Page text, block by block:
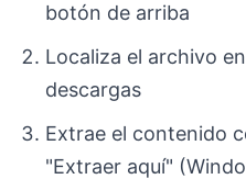
botón de arriba
Localiza el archivo
descargas
Extrae el contenido
"Extraer aquí"